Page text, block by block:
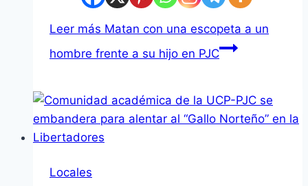
Leer más Matan con una escopeta a un
hombre frente a su hijo en PJC
Locales